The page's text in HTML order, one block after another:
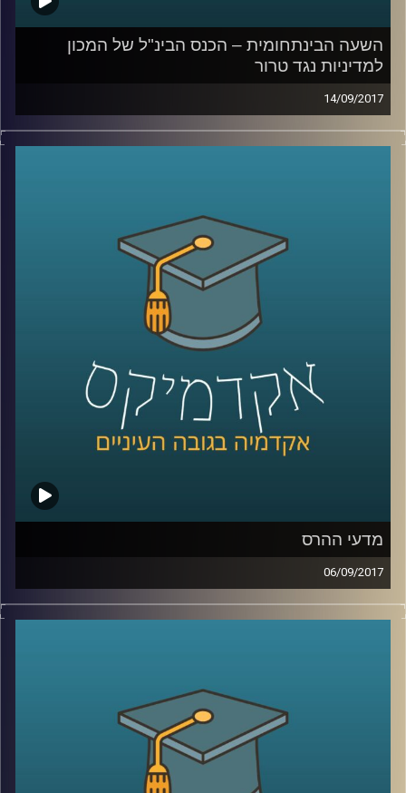
השעה הבינתחומית – הכנס הבינ"ל של המכון
למדיניות נגד טרור
14/09/2017
תכנית מיוחדת מהכנס הבינלאומי של המכון
ושאול שי, על מלחמת הגושים המתנהלת
במזרח התיכון.
AudioVersity
מדעי ההרס
06/09/2017
כשרוחות מלחמה מנשבות מכיוון צפון קוריאה
המציאות דרך תאוריה מסודרת ומסביר למה
אילוצי ההיסטוריה חזקים אפילו יותר מטראמפ,
פוטין וקים ג'ונג און